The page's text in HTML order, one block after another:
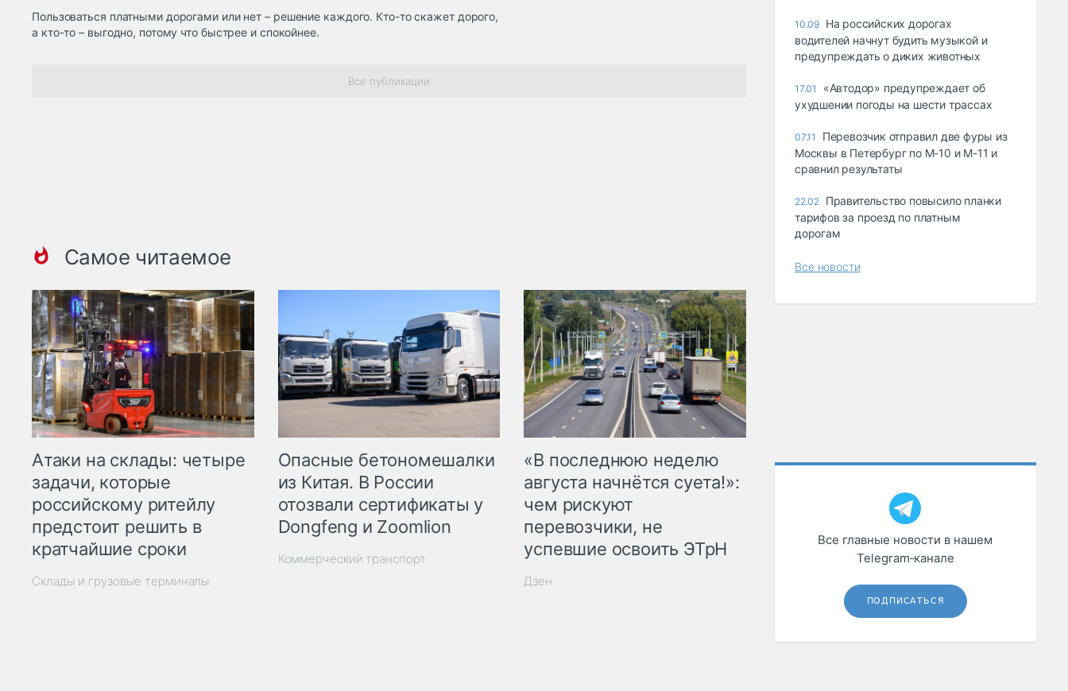
Пользоваться платными дорогами или нет – решение каждого. Кто-то скажет дорого,
а кто-то – выгодно, потому что быстрее и спокойнее.
Все публикации
Самое читаемое
Атаки на склады: четыре
задачи, которые
российскому ритейлу
предстоит решить в
кратчайшие сроки
Склады и грузовые терминалы
Опасные бетономешалки
из Китая. В России
отозвали сертификаты у
Dongfeng и Zoomlion
Коммерческий транспорт
«В последнюю неделю
августа начнётся суета!»:
чем рискуют
перевозчики, не
успевшие освоить ЭТрН
Дзен
10.09 На российских дорогах
водителей начнут будить музыкой и
предупреждать о диких животных
17.01
«Автодор» предупреждает об
ухудшении погоды на шести трассах
07.11
Перевозчик отправил две фуры из
Москвы в Петербург по М-10 и М-11 и
сравнил результаты
22.02 Правительство повысило планки
тарифов за проезд по платным
дорогам
Все новости
Все главные новости в нашем
Telegram‑канале
ПОДПИСАТЬСЯ